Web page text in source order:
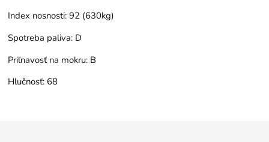
Index nosnosti: 92 (630kg)
Spotreba paliva: D
Priľnavosť na mokru: B
Hlučnosť: 68